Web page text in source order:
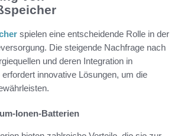
spielen eine entscheidende Rolle in der
Die steigende Nachfrage nach
und deren Integration in
innovative Lösungen, um die
Ionen-Batterien